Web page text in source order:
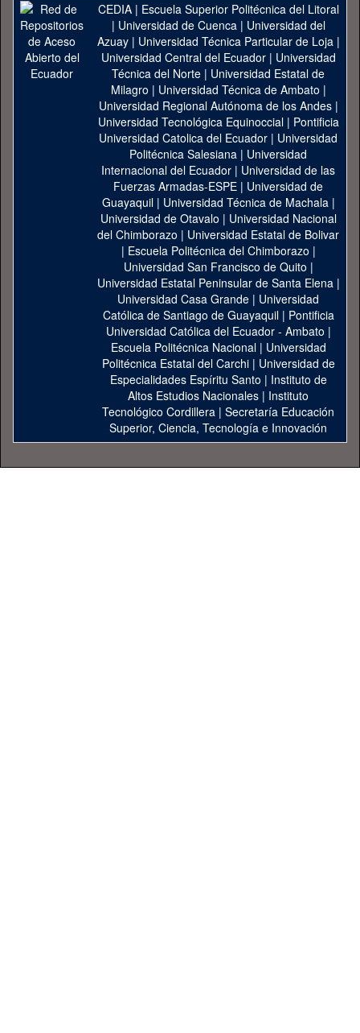
CEDIA| Escuela Superior Politécnica del Litoral
| Universidad de Cuenca| Universidad del
Azuay| Universidad Técnica Particular de Loja|
Universidad Central del Ecuador| Universidad
Técnica del Norte | Universidad Estatal de
Milagro | Universidad Técnica de Ambato |
Universidad Regional Autónoma de los Andes|
Universidad Tecnológica Equinoccial| Pontificia
Universidad Catolica del Ecuador | Universidad
Politécnica Salesiana | Universidad
Internacional del Ecuador | Universidad de las
Fuerzas Armadas-ESPE | Universidad de
Guayaquil| Universidad Técnica de Machala|
Universidad de Otavalo | Universidad Nacional
del Chimborazo | Universidad Estatal de Bolivar
| Escuela Politécnica del Chimborazo |
Universidad San Francisco de Quito |
Universidad Estatal Peninsular de Santa Elena|
Universidad Casa Grande | Universidad
Católica de Santiago de Guayaquil| Pontificia
Universidad Católica del Ecuador - Ambato |
Escuela Politécnica Nacional| Universidad
Politécnica Estatal del Carchi| Universidad de
Especialidades Espíritu Santo | Instituto de
Altos Estudios Nacionales | Instituto
Tecnológico Cordillera | Secretaría Educación
Superior, Ciencia, Tecnología e Innovación